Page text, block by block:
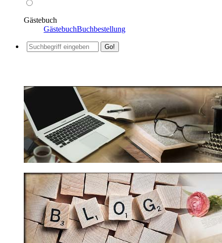
Gästebuch
GästebuchBuchbestellung